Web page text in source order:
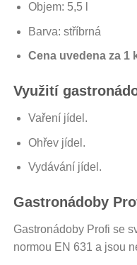
Objem: 5,5 l
Barva: stříbrná
Cena uvedena za 1
Využití
Vaření jídel.
Ohřev jídel.
Vydávání jídel.
Gastronádoby
Gastronádoby Profi se
normou EN 631 a jsou